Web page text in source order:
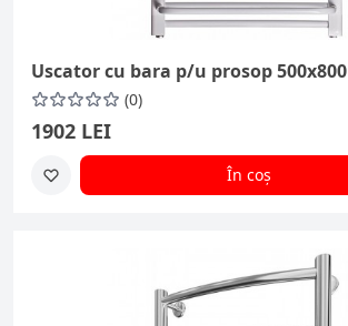
Uscator cu bara p/u prosop 500x800
(0)
1902 LEI
În coș